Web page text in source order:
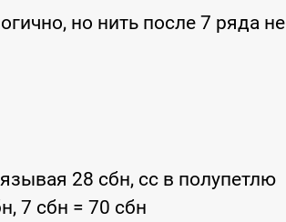
но нить после 7 ряда не
28 сбн, сс в полупетлю
7 сбн = 70 сбн